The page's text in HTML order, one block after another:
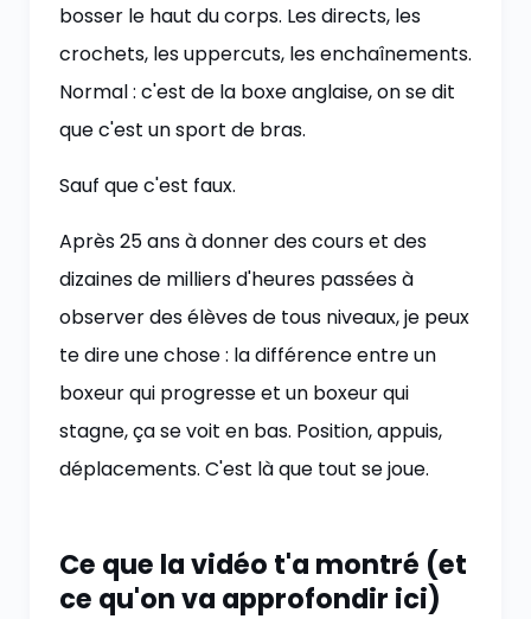
bosser le haut du corps. Les directs, les
crochets, les uppercuts, les enchaînements.
Normal : c'est de la boxe anglaise, on se dit
que c'est un sport de bras.
Sauf que c'est faux.
Après 25 ans à donner des cours et des
dizaines de milliers d'heures passées à
observer des élèves de tous niveaux, je peux
te dire une chose : la différence entre un
boxeur qui progresse et un boxeur qui
stagne, ça se voit en bas. Position, appuis,
déplacements. C'est là que tout se joue.
Ce que la vidéo t'a montré (et
ce qu'on va approfondir ici)